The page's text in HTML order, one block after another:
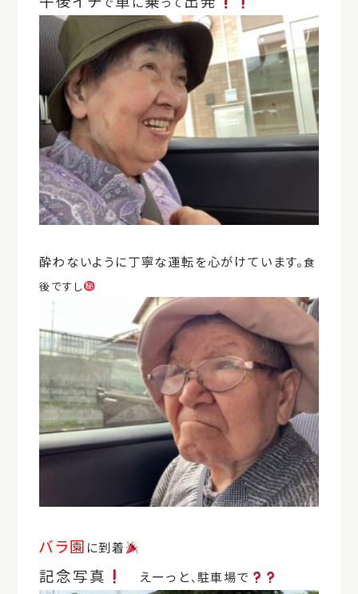
酔わないように丁寧な運転を心がけています。食
後ですし
バラ園 に到着
記念写真 えーっと 、 駐車場で